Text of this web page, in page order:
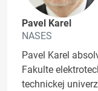
Pavel Karel
NASES
Pavel Karel
Fakulte
technickej